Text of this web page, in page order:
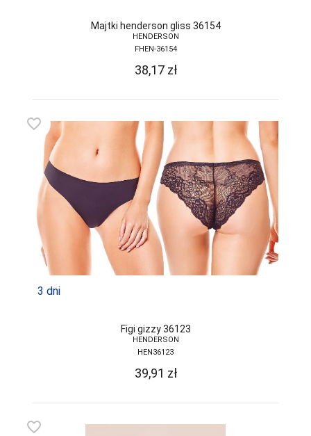
Majtki henderson gliss 36154
HENDERSON
FHEN-36154
38,17 zł
favorite_border
3 dni
Figi gizzy 36123
HENDERSON
HEN36123
39,91 zł
favorite_border